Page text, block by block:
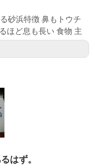
砂浜特徴 鼻もトウチ
ほど息も長い 食物 主
はず。